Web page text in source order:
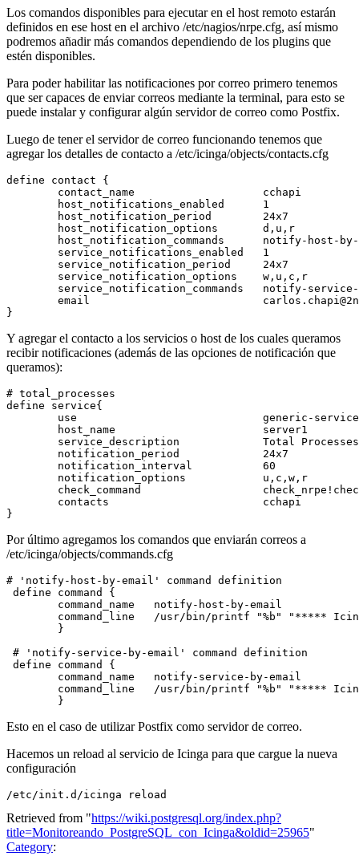
Los comandos disponibles para ejecutar en el host remoto estarán
definidos en ese host en el archivo /etc/nagios/nrpe.cfg, así mismo
podremos añadir más comandos dependiendo de los plugins que
estén disponibles.
Para poder habilitar las notificaciones por correo primero tenemos
que ser capaces de enviar correos mediante la terminal, para esto se
puede instalar y configurar algún servidor de correo como Postfix.
Luego de tener el servidor de correo funcionando tenemos que
agregar los detalles de contacto a /etc/icinga/objects/contacts.cfg
define contact {
        contact_name                    cchapi
        host_notifications_enabled      1
        host_notification_period        24x7
        host_notification_options       d,u,r
host_notification_commands      notify-host-
        service_notifications_enabled   1
        service_notification_period     24x7
        service_notification_options    w,u,c,r
service_notification_commands   notify-
email
Y agregar el contacto a los servicios o host de los cuales queramos
recibir notificaciones (además de las opciones de notificación que
queramos):
# total_processes
define service{
        use                             generic-service
        host_name                       server1
        service_description             Total Processes
        notification_period             24x7
        notification_interval           60
        notification_options            u,c,w,r
check_command
        contacts                        cchapi
Por último agregamos los comandos que enviarán correos a
/etc/icinga/objects/commands.cfg
# 'notify-host-by-email' command definition
define command {
        command_name   notify-host-by-email
command_line   /usr/bin/printf "%b" "*****
        }
# 'notify-service-by-email' command definition
define command {
        command_name   notify-service-by-email
command_line   /usr/bin/printf "%b" "*****
Esto en el caso de utilizar Postfix como servidor de correo.
Hacemos un reload al servicio de Icinga para que cargue la nueva
configuración
Retrieved from "https://wiki.postgresql.org/index.php?
title=Monitoreando_PostgreSQL_con_Icinga&oldid=25965"
Category: